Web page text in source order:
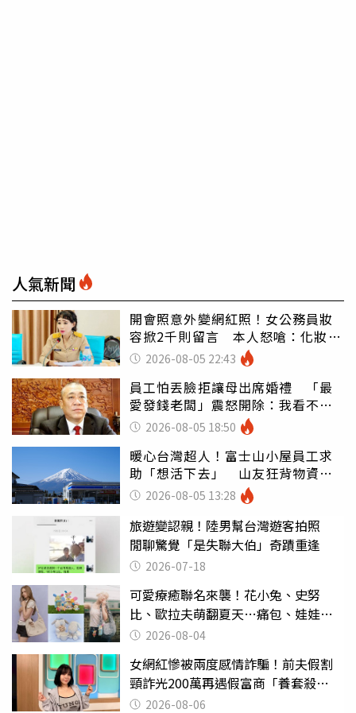
人氣新聞
開會照意外變網紅照！女公務員妝
容掀2千則留言 本人怒嗆：化妝有
錯嗎2026-08-05 22:43
員工怕丟臉拒讓母出席婚禮 「最
愛發錢老闆」震怒開除：我看不起
你 2026-08-05 18:50
暖心台灣超人！富士山小屋員工求
助「想活下去」 山友狂背物資上
山：台灣真的是寶島
2026-08-05 13:28
旅遊變認親！陸男幫台灣遊客拍照
閒聊驚覺「是失聯大伯」奇蹟重逢
2026-07-18
可愛療癒聯名來襲！花小兔、史努
比、歐拉夫萌翻夏天…痛包、娃娃吊
飾、彎月包準備開搶
2026-08-04
女網紅慘被兩度感情詐騙！前夫假割
頸詐光200萬再遇假富商「養套殺
2000萬」
2026-08-06